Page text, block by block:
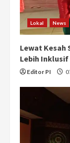
Lokal News
Lewat Kesah
Lebih Inklusif
Editor PI